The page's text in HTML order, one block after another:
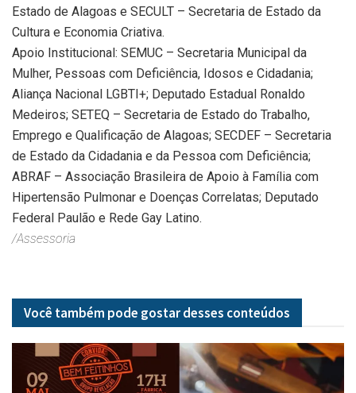
Estado de Alagoas e SECULT – Secretaria de Estado da
Cultura e Economia Criativa.
Apoio Institucional: SEMUC – Secretaria Municipal da
Mulher, Pessoas com Deficiência, Idosos e Cidadania;
Aliança Nacional LGBTI+; Deputado Estadual Ronaldo
Medeiros; SETEQ – Secretaria de Estado do Trabalho,
Emprego e Qualificação de Alagoas; SECDEF – Secretaria
de Estado da Cidadania e da Pessoa com Deficiência;
ABRAF – Associação Brasileira de Apoio à Família com
Hipertensão Pulmonar e Doenças Correlatas; Deputado
Federal Paulão e Rede Gay Latino.
/Assessoria
Você também pode gostar desses conteúdos